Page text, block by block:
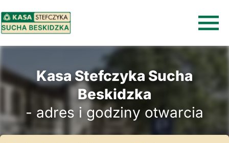
Kasa Stefczyka Sucha
Beskidzka
- adres i godziny otwarcia